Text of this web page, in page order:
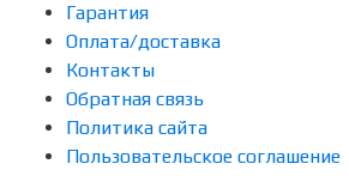
Гарантия
Оплата/доставка
Контакты
Обратная связь
Политика сайта
Пользовательское соглашение